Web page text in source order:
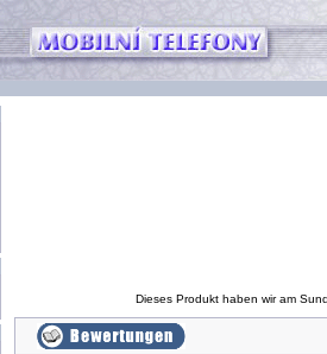
Dieses Produkt haben wir am